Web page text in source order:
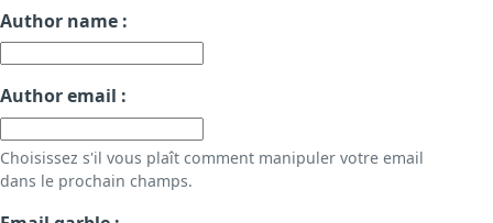
Author name :
Author email :
Choisissez s'il vous plaît comment manipuler votre email
dans le prochain champs.